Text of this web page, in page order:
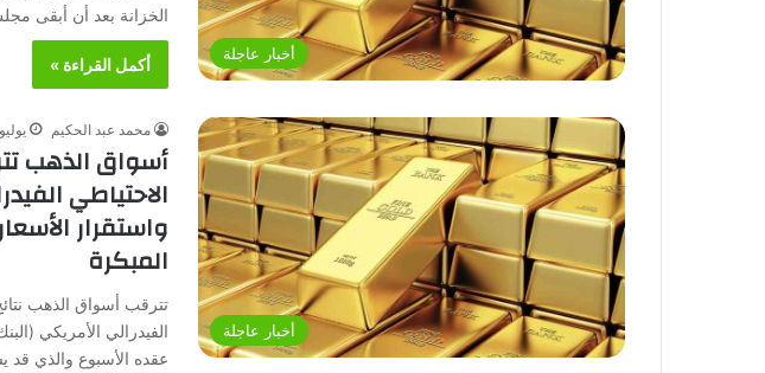
أخبار عاجلة
الخزانة بعد أن أبقى
أكمل القراءة »
أخبار عاجلة
محمد عبد الحكيم يوليو 24, 2023
أسواق الذهب
الاحتياطي
واستقرار
المبكرة
تترقب أسواق الذهب
الفيدرالي الأمريكي
عقده الأسبوع والذي قد